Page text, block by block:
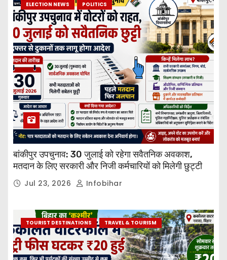
ELECTION NEWS POLITICS
बांकीपुर उपचुनाव: 30 जुलाई को रहेगा सवैतनिक अवकाश,
मतदान के लिए सरकारी और निजी कर्मचारियों को मिलेगी छुट्टी
Jul 23, 2026 Infobihar
TOURIST DESTINATIONS TRAVEL & TOURISM